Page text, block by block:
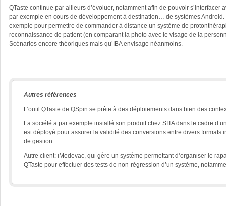
QTaste continue par ailleurs d’évoluer, notamment afin de pouvoir
par exemple en cours de développement à destination… de systèmes
exemple pour permettre de commander à distance un système de
reconnaissance de patient (en comparant la photo avec le visage de la
Scénarios encore théoriques mais qu’IBA envisage néanmoins.
Autres références
L’outil QTaste de QSpin se prête à des déploiements dans bien des
La société a par exemple installé son produit chez SITA dans le cadre
est déployé pour assurer la validité des conversions entre divers
de gestion.
Autre client: iMedevac, qui gère un système permettant d’organiser le
QTaste pour effectuer des tests de non-régression d’un système,